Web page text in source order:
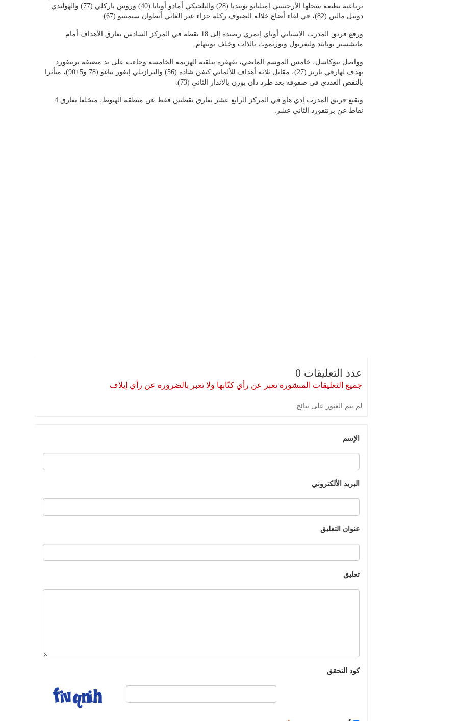
برباعية نظيفة سجلها الأرجنتيني إميليانو بوينديا (28) والبلجيكي أمادو أونانا (40) وروس باركلي (77) والهولندي
دونيل مالين (82)، في لقاء أضاع خلاله الضيوف ركلة جزاء عبر الغاني أنطوان سيمينيو (67).
ورفع فريق المدرب الإسباني أوناي إيمري رصيده إلى 18 نقطة في المركز السادس بفارق الأهداف أمام
مانشستر يونايتد وليفربول وبورنموث بالذات وخلف توتنهام.
وواصل نيوكاسل، خامس الموسم الماضي، تقهقره بتلقيه الهزيمة الخامسة وجاءت على يد مضيفه برنتفورد
بهدف لهارفي بارنز (27)، مقابل ثلاثة أهداف للألماني كيفن شاده (56) والبرازيلي إيغور تياغو (78 و5+90)، متأثرا
بالنقص العددي في صفوفه بعد طرد دان بورن بالانذار الثاني (73).
ويقبع فريق المدرب إدي هاو في المركز الرابع عشر بفارق نقطتين فقط عن منطقة الهبوط، متخلفا بفارق 4
نقاط عن برنتفورد الثاني عشر.
عدد التعليقات 0
جميع التعليقات المنشورة تعبر عن رأي كتّابها ولا تعبر بالضرورة عن رأي إيلاف
لم يتم العثور على نتائج
الإسم
البريد الألكتروني
عنوان التعليق
تعليق
كود التحقق